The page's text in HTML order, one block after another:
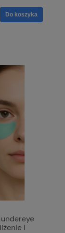
Do koszyka
i